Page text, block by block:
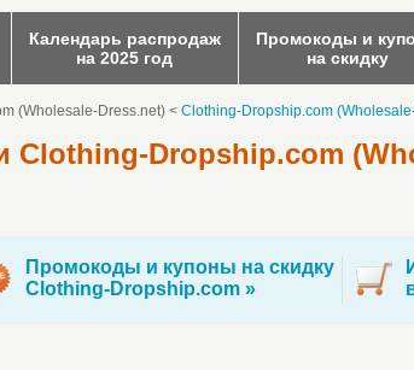
Календарь распродаж
на 2025 год
Промокоды и
на скидку
(Wholesale-Dress.net) < Clothing-Dropship.com
Dropship.com
Промокоды и купоны на скидку
Clothing-Dropship.com »